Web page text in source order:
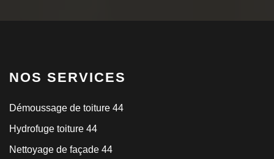
NOS SERVICES
Démoussage de toiture 44
Hydrofuge toiture 44
Nettoyage de façade 44